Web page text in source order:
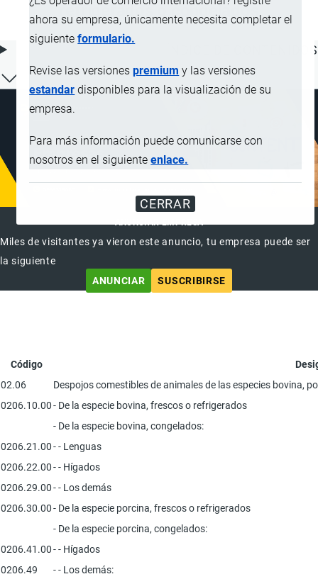
ahora su empresa, únicamente necesita completar el
siguienteformulario.
Revise las versionespremium y las versiones
estandar disponibles para la visualización de su
empresa.
Para más información puede comunicarse con
nosotros en el siguienteenlace.
CERRAR
refrigerados o congelados
ÍNDICE DE CONTENIDOS
ANUNCIAR EMPRESA
Miles de visitantes ya vieron este anuncio, tu empresa puede ser
la siguiente
ANUNCIAR
SUSCRIBIRSE
Código
02.06
Despojos comestibles de animales de las especies bovina,
0206.10.00- De la especie bovina, frescos o refrigerados
- De la especie bovina, congelados:
0206.21.00- - Lenguas
0206.22.00- - Hígados
0206.29.00- - Los demás
0206.30.00- De la especie porcina, frescos o refrigerados
- De la especie porcina, congelados:
0206.41.00- - Hígados
0206.49
- - Los demás: